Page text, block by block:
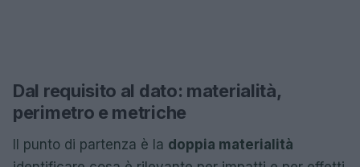
Dal requisito al dato: materialità,
perimetro e metriche
Il punto di partenza è la doppia materialità